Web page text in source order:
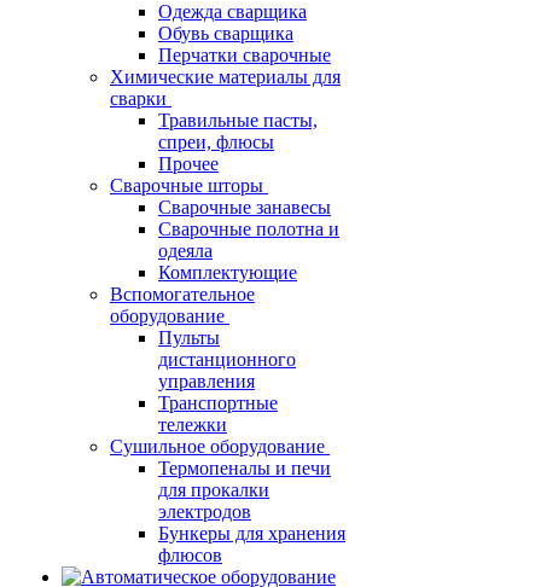
Одежда сварщика
Обувь сварщика
Перчатки сварочные
Химические материалы для
сварки
Травильные пасты,
спреи, флюсы
Прочее
Сварочные шторы
Сварочные занавесы
Сварочные полотна и
одеяла
Комплектующие
Вспомогательное
оборудование
Пульты
дистанционного
управления
Транспортные
тележки
Сушильное оборудование
Термопеналы и печи
для прокалки
электродов
Бункеры для хранения
флюсов